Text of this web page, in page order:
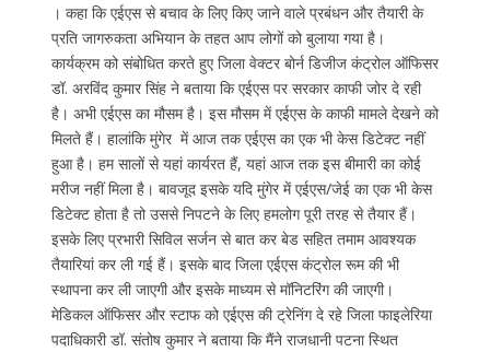
। कहा कि एईएस से बचाव के लिए किए जाने वाले प्रबंधन और तैयारी के
प्रति जागरुकता अभियान के तहत आप लोगों को बुलाया गया है।
कार्यक्रम को संबोधित करते हुए जिला वेक्टर बोर्न डिजीज कंट्रोल ऑफिसर
डॉ. अरविंद कुमार सिंह ने बताया कि एईएस पर सरकार काफी जोर दे रही
है। अभी एईएस का मौसम है। इस मौसम में एईएस के काफी मामले देखने को
मिलते हैं। हालांकि मुंगेर में आज तक एईएस का एक भी केस डिटेक्ट नहीं
हुआ है। हम सालों से यहां कार्यरत हैं, यहां आज तक इस बीमारी का कोई
मरीज नहीं मिला है। बावजूद इसके यदि मुंगेर में एईएस/जेई का एक भी केस
डिटेक्ट होता है तो उससे निपटने के लिए हमलोग पूरी तरह से तैयार हैं।
इसके लिए प्रभारी सिविल सर्जन से बात कर बेड सहित तमाम आवश्यक
तैयारियां कर ली गई हैं। इसके बाद जिला एईएस कंट्रोल रूम की भी
स्थापना कर ली जाएगी और इसके माध्यम से मॉनिटरिंग की जाएगी।
मेडिकल ऑफिसर और स्टाफ को एईएस की ट्रेनिंग दे रहे जिला फाइलेरिया
पदाधिकारी डॉ. संतोष कुमार ने बताया कि मैंने राजधानी पटना स्थित